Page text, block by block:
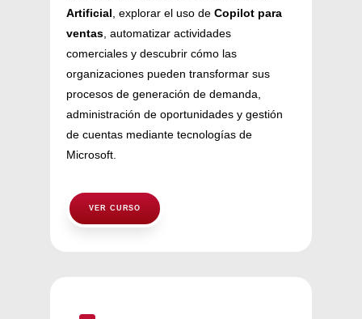
Artificial , explorar el uso deCopilot para
ventas , automatizar actividades
comerciales y descubrir cómo las
organizaciones pueden transformar sus
procesos de generación de demanda,
administración de oportunidades y gestión
de cuentas mediante tecnologías de
Microsoft.
VER CURSO